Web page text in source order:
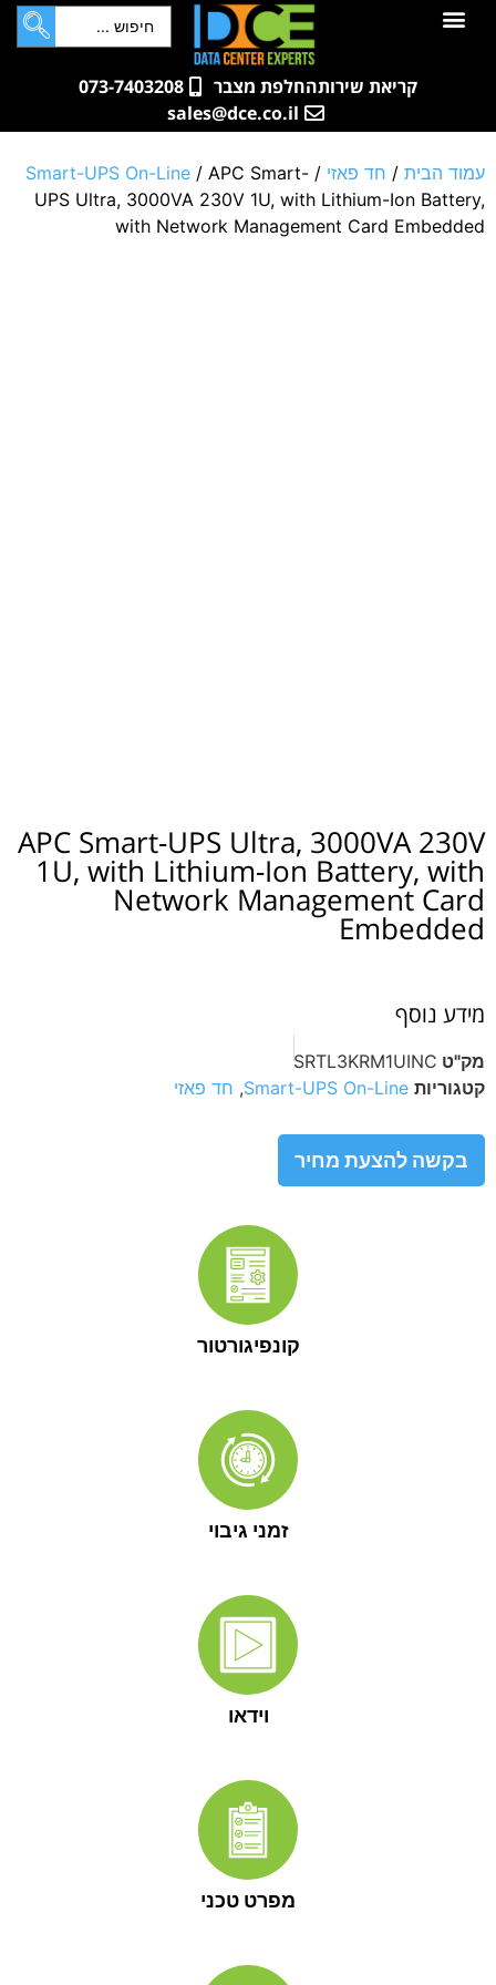
לתוכן
קריאת שירותהחלפת מצבר
073-7403208
sales@dce.co.il
עמוד הבית / חד פאזי /
Smart-UPS On-Line / APC Smart-
UPS Ultra, 3000VA 230V 1U, with Lithium-Ion Battery,
with Network Management Card Embedded
APC Smart-UPS Ultra, 3000VA 230V
1U, with Lithium-Ion Battery, with
Network Management Card
Embedded
מידע נוסף
מק"ט SRTL3KRM1UINC
קטגוריות Smart-UPS On-Line
, חד פאזי
בקשה להצעת מחיר
קונפיגורטור
זמני גיבוי
וידאו
מפרט טכני